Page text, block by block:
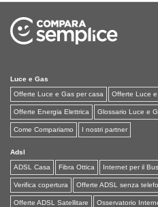
Luce e Gas
Offerte Luce e Gas per casa
Offerte Luce
Offerte Energia Elettrica Glossario Luce e
Come Compariamo I nostri partner
Adsl
ADSL Casa
Fibra Ottica Internet per il
Verifica copertura Offerte ADSL senza
Offerte ADSL Satellitare Osservatorio